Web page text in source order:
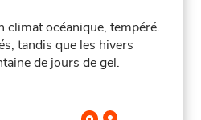
climat océanique, tempéré.
tandis que les hivers
de jours de gel.